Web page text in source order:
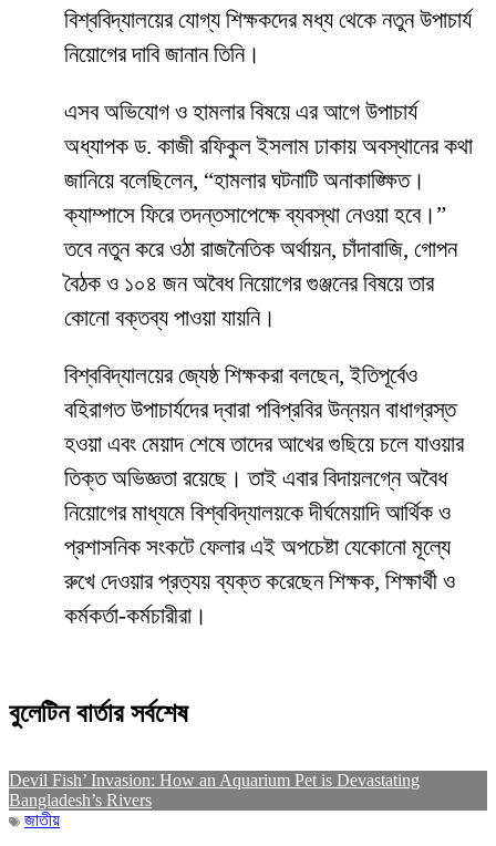
বিশ্ববিদ্যালয়ের যোগ্য শিক্ষকদের মধ্য থেকে নতুন উপাচার্য
নিয়োগের দাবি জানান তিনি।
​এসব অভিযোগ ও হামলার বিষয়ে এর আগে উপাচার্য
অধ্যাপক ড. কাজী রফিকুল ইসলাম ঢাকায় অবস্থানের কথা
জানিয়ে বলেছিলেন, “হামলার ঘটনাটি অনাকাঙ্ক্ষিত।
ক্যাম্পাসে ফিরে তদন্তসাপেক্ষে ব্যবস্থা নেওয়া হবে।”
তবে নতুন করে ওঠা রাজনৈতিক অর্থায়ন, চাঁদাবাজি, গোপন
বৈঠক ও ১০৪ জন অবৈধ নিয়োগের গুঞ্জনের বিষয়ে তার
কোনো বক্তব্য পাওয়া যায়নি।
​বিশ্ববিদ্যালয়ের জ্যেষ্ঠ শিক্ষকরা বলছেন, ইতিপূর্বেও
বহিরাগত উপাচার্যদের দ্বারা পবিপ্রবির উন্নয়ন বাধাগ্রস্ত
হওয়া এবং মেয়াদ শেষে তাদের আখের গুছিয়ে চলে যাওয়ার
তিক্ত অভিজ্ঞতা রয়েছে। তাই এবার বিদায়লগ্নে অবৈধ
নিয়োগের মাধ্যমে বিশ্ববিদ্যালয়কে দীর্ঘমেয়াদি আর্থিক ও
প্রশাসনিক সংকটে ফেলার এই অপচেষ্টা যেকোনো মূল্যে
রুখে দেওয়ার প্রত্যয় ব্যক্ত করেছেন শিক্ষক, শিক্ষার্থী ও
কর্মকর্তা-কর্মচারীরা।
বুলেটিন বার্তার সর্বশেষ
Devil Fish’ Invasion: How an Aquarium Pet is Devastating
Bangladesh’s Rivers
জাতীয়